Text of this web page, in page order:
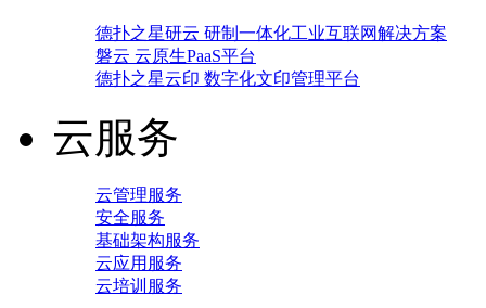
德扑之星研云 研制一体化工业互联网解决方案
磐云 云原生PaaS平台
德扑之星云印 数字化文印管理平台
云服务
云管理服务
安全服务
基础架构服务
云应用服务
云培训服务